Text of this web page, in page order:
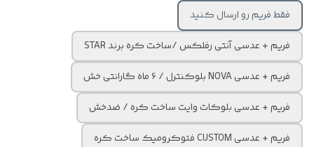
فقط فریم رو ارسال کنید
فریم + عدسی آنتی رفلکس /ساخت کره برند STAR
فریم + عدسی NOVA بلوکنترل / ۶ ماه گارانتی خش
فریم + عدسی بلوکات وایت ساخت کره / ضدخش
فریم + عدسی CUSTOM فتوکرومیک ساخت کره